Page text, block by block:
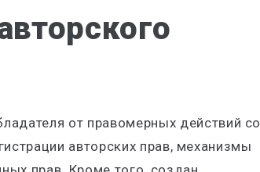
от правомерных действий со
авторских прав, механизмы